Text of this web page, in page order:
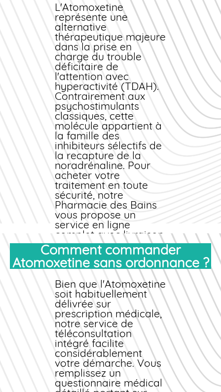
L'Atomoxetine
représente une
alternative
thérapeutique majeure
dans la prise en
charge du trouble
déficitaire de
l'attention avec
hyperactivité (TDAH).
Contrairement aux
psychostimulants
classiques, cette
molécule appartient à
la famille des
inhibiteurs sélectifs de
la recapture de la
noradrénaline. Pour
acheter votre
traitement en toute
sécurité, notre
Pharmacie des Bains
vous propose un
service en ligne
complet aveclivraison
rapidepartout en
France. Grâce à notre
expertise
pharmaceutique et
nos partenariats avec
des laboratoires
certifiés, vous
bénéficiez d'un
médicamentde
qualité aumeilleur
prix.
Que vous recherchiez
une solution pour
vous-même ou pour
Comment commander
Atomoxetine sans ordonnance ?
Bien que l'Atomoxetine
soit habituellement
délivrée sur
prescription médicale,
notre service de
téléconsultation
intégré facilite
considérablement
votre démarche. Vous
remplissez un
questionnaire médical